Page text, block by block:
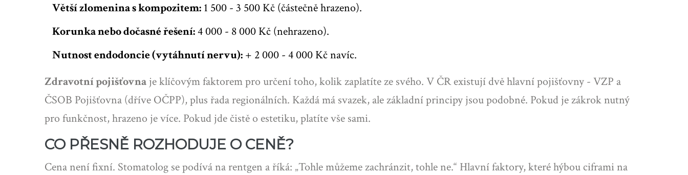
Větší zlomenina s kompozitem: 1 500 - 3 500 Kč (částečně hrazeno).
Korunka nebo dočasné řešení:4 000 - 8 000 Kč (nehrazeno).
Nutnost endodoncie (vytáhnutí nervu): + 2 000 - 4 000 Kč navíc.
Zdravotní pojišťovna jeklíčovým faktorem pro určení toho, kolik zaplatíte ze svého. V ČR existují dvě hlavní pojišťovny - VZP a
ČSOB Pojišťovna (dříve OČPP), plus řada regionálních. Každá má svazek, ale základní principy jsou podobné. Pokud je zákrok nutný
pro funkčnost, hrazeno je více. Pokud jde čistě o estetiku, platíte vše sami.
CO PŘESNĚ ROZHODUJE O CENĚ?
Cena není fixní. Stomatolog se podívá na rentgen a říká: „Tohle můžeme zachránzit, tohle ne.“ Hlavní faktory, které hýbou ciframi na